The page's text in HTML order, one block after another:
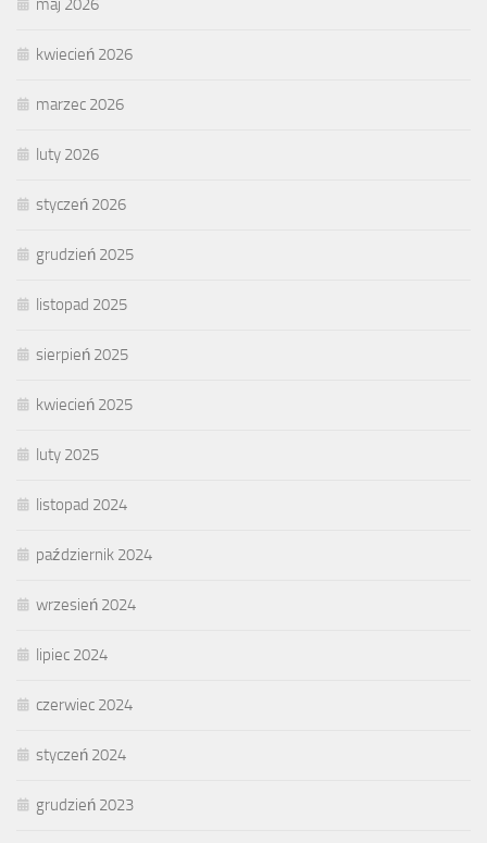
maj 2026
kwiecień 2026
marzec 2026
luty 2026
styczeń 2026
grudzień 2025
listopad 2025
sierpień 2025
kwiecień 2025
luty 2025
listopad 2024
październik 2024
wrzesień 2024
lipiec 2024
czerwiec 2024
styczeń 2024
grudzień 2023